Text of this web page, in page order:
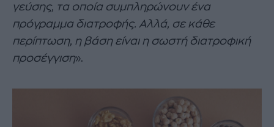
γεύσης, τα οποία συμπληρώνουν ένα
πρόγραμμα διατροφής. Αλλά, σε κάθε
περίπτωση, η βάση είναι η σωστή διατροφική
προσέγγιση».